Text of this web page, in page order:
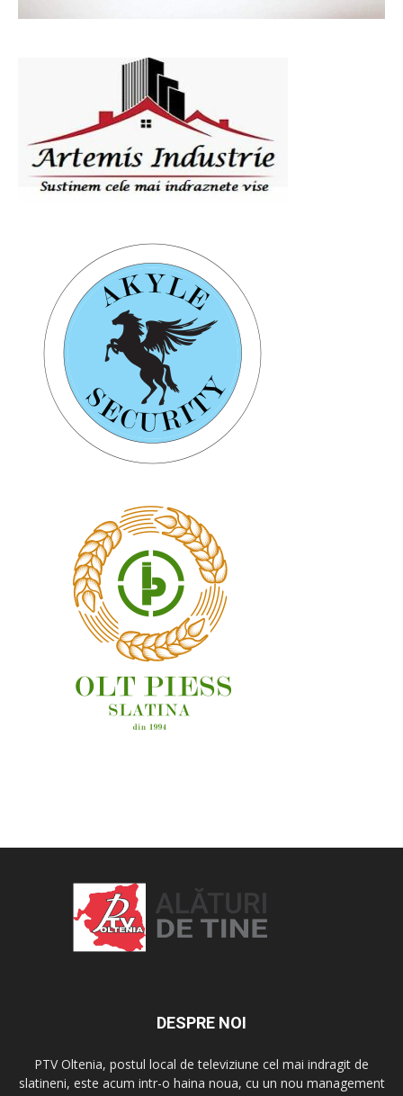
DESPRE NOI
PTV Oltenia, postul local de televiziune cel mai indragit de
slatineni, este acum intr-o haina noua, cu un nou management